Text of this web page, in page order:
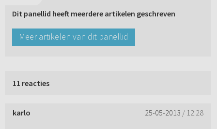
Dit panellid heeft meerdere artikelen geschreven
Meer artikelen van dit panellid
11 reacties
karlo 25-05-2013 / 12:28